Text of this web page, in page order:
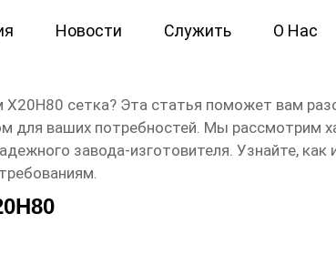
Новости Служить О Нас
сетка заводы
Х20Н80 сетка? Эта статья поможет вам
для ваших потребностей. Мы рассмотрим
завода-изготовителя. Узнайте,